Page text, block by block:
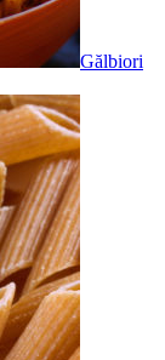
Gălbiori